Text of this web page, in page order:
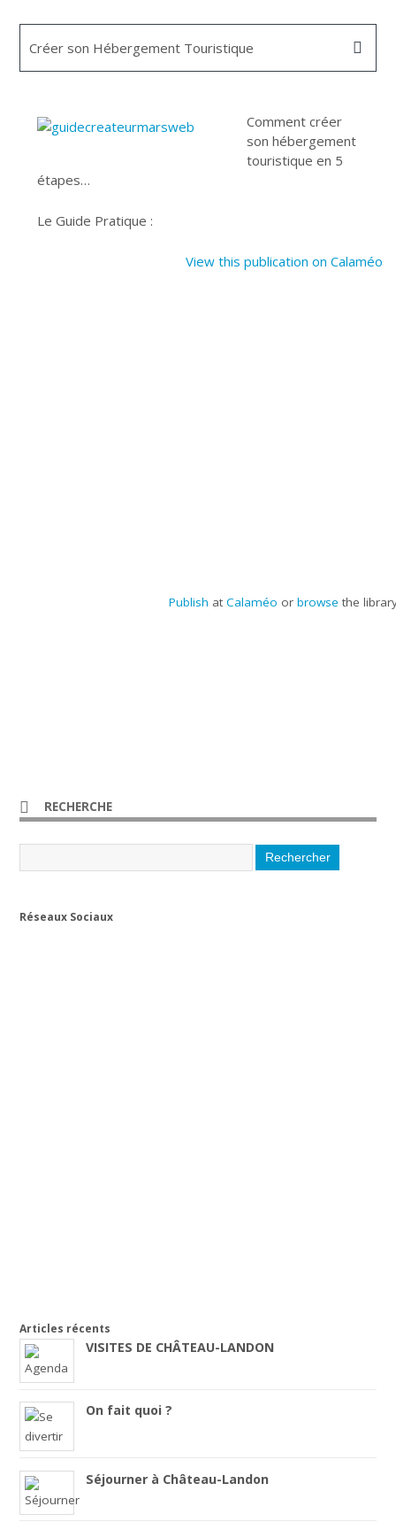
Créer son Hébergement Touristique
Comment créer
son hébergement
touristique en 5
étapes…
Le Guide Pratique :
View this publication on Calaméo
Publish at Calaméo or browse the
RECHERCHE
Réseaux Sociaux
Articles récents
VISITES DE CHÂTEAU-LANDON
On fait quoi ?
Séjourner à Château-Landon